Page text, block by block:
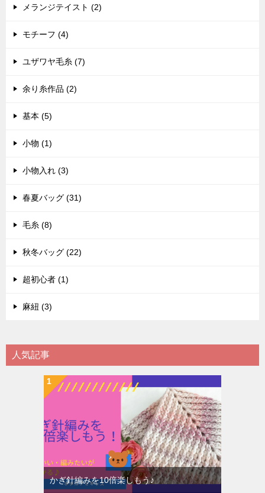
メランジテイスト (2)
モチーフ (4)
ユザワヤ毛糸 (7)
余り糸作品 (2)
基本 (5)
小物 (1)
小物入れ (3)
春夏バッグ (31)
毛糸 (8)
秋冬バッグ (22)
超初心者 (1)
麻紐 (3)
人気記事
かぎ針編みを10倍楽しもう♪